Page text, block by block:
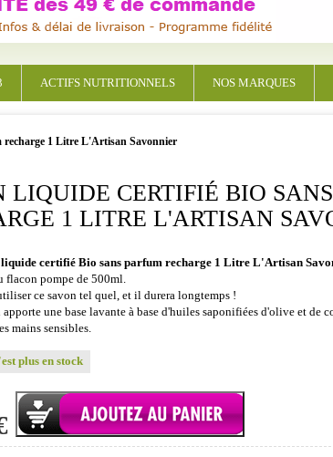
ACTIFS NUTRITIONNELS NOS MARQUES
recharge 1 Litre L'Artisan Savonnier
LIQUIDE CERTIFIÉ BIO
1 LITRE L'ARTISAN
liquide certifié Bio sans parfum recharge 1 Litre L'Artisan
flacon pompe de 500ml.
ce savon tel quel, et il durera longtemps !
une base lavante à base d'huiles saponifiées d'olive et de
mains sensibles.
plus en stock